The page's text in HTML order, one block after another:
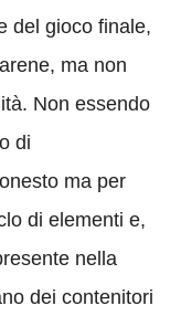
del gioco finale,
ma non
Non essendo
di
ma per
di elementi e,
nella
dei contenitori